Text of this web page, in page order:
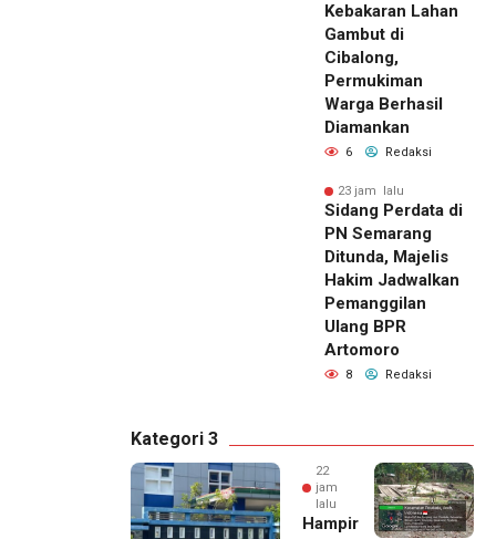
Kebakaran Lahan
Gambut di
Cibalong,
Permukiman
Warga Berhasil
Diamankan
6 Redaksi
23 jam lalu
Sidang Perdata di
PN Semarang
Ditunda, Majelis
Hakim Jadwalkan
Pemanggilan
Ulang BPR
Artomoro
8 Redaksi
Kategori 3
22
jam
lalu
Hampir